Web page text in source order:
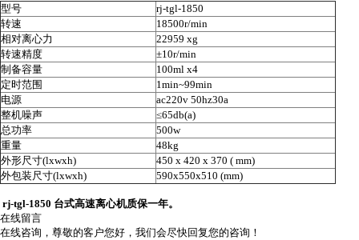
型号
rj-tgl-1850
转速
18500r/min
相对离心力
22959 xg
转速精度
±10r/min
制备容量
100ml x4
定时范围
1min~99min
电源
ac220v 50hz30a
整机噪声
≤65db(a)
总功率
500w
重量
48kg
外形尺寸(lxwxh)
450 x 420 x 370 ( mm)
外包装尺寸(lxwxh) 590x550x510 (mm)
rj-tgl-1850 台式高速离心机质保一年。
在线留言
在线咨询，尊敬的客户您好，我们会尽快回复您的咨询！